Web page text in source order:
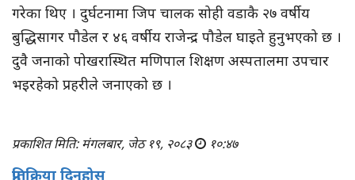
गरेका थिए । दुर्घटनामा जिप चालक सोही वडाकै २७ वर्षीय
बुद्धिसागर पौडेल र ४६ वर्षीय राजेन्द्र पौडेल घाइते हुनुभएको छ ।
दुवै जनाको पोखरास्थित मणिपाल शिक्षण अस्पतालमा उपचार
भइरहेको प्रहरीले जनाएको छ ।
प्रकाशित मिति: मंगलबार, जेठ १९, २०८३ १०:४७
प्रतिक्रिया दिनुहोस्